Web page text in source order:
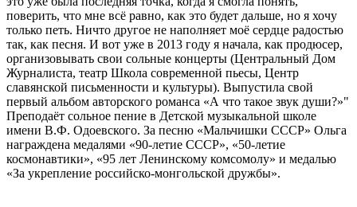
поверить, что мне всё равно, как это будет дальше, но я хочу
только петь. Ничто другое не наполняет моё сердце радостью
так, как песня. И вот уже в 2013 году я начала, как продюсер,
организовывать свои сольные концерты (Центральный Дом
Журналиста, театр Школа современной пьесы, Центр
славянской письменности и культуры). Выпустила свой
первый альбом авторского романса «А что такое звук души?»"
Преподаёт сольное пение в Детской музыкальной школе
имени В.Ф. Одоевского. За песню «Мальчишки СССР» Ольга
награждена медалями «90-летие СССР», «50-летие
космонавтики», «95 лет Ленинскому комсомолу» и медалью
«За укрепление российско-монгольской дружбы».